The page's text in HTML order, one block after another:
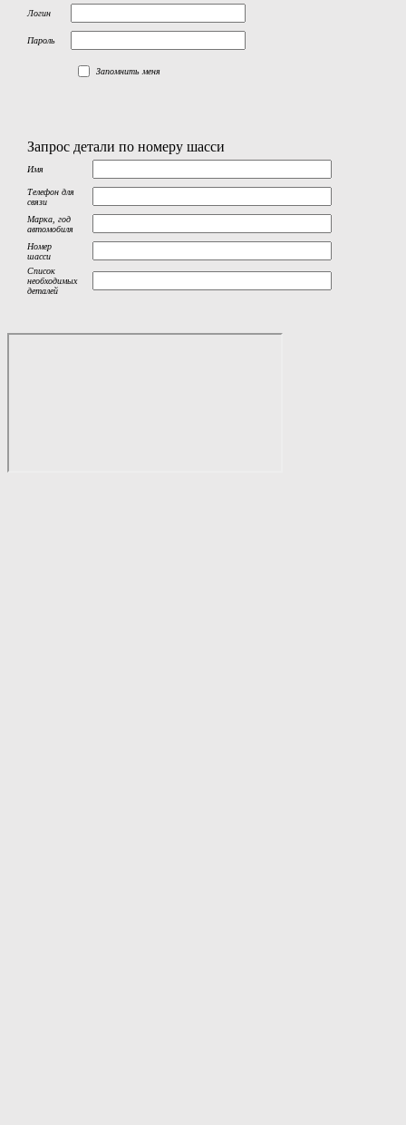
Логин
Пароль
Запомнить меня
Запрос детали по номеру шасси
Имя
Телефон для
связи
Марка, год
автомобиля
Номер
шасси
Список
необходимых
деталей